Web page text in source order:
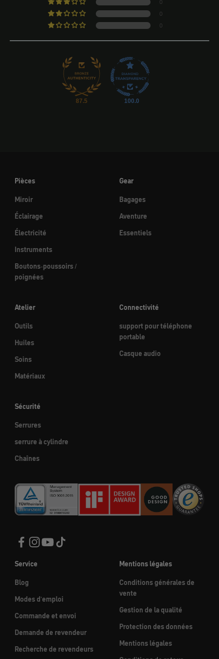
0
0
0
87.5 100.0
Pièces
Miroir
Éclairage
Électricité
Instruments
Boutons-poussoirs /
poignées
Gear
Bagages
Aventure
Essentiels
Atelier
Outils
Huiles
Soins
Matériaux
Connectivité
support pour téléphone
portable
Casque audio
Sécurité
Serrures
serrure à cylindre
Chaînes
Service
Blog
Modes d'emploi
Commande et envoi
Demande de revendeur
Recherche de revendeurs
Mentions légales
Conditions générales de
vente
Gestion de la qualité
Protection des données
Mentions légales